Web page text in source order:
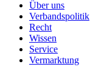
Über uns
Verbandspolitik
Recht
Wissen
Service
Vermarktung